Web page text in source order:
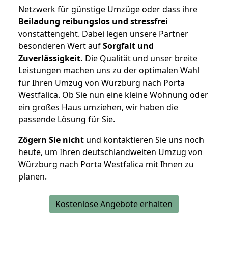
Netzwerk für günstige Umzüge oder dass ihre
Beiladung reibungslos und stressfrei
vonstattengeht. Dabei legen unsere Partner
besonderen Wert aufSorgfalt und
Zuverlässigkeit. Die Qualität und unser breite
Leistungen machen uns zu der optimalen Wahl
für Ihren Umzug von Würzburg nach Porta
Westfalica. Ob Sie nun eine kleine Wohnung oder
ein großes Haus umziehen, wir haben die
passende Lösung für Sie.
Zögern Sie nicht und kontaktieren Sie uns noch
heute, um Ihren deutschlandweiten Umzug von
Würzburg nach Porta Westfalica mit Ihnen zu
planen.
Kostenlose Angebote erhalten